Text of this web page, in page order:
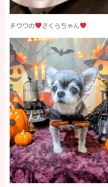
チワワの さくらちゃん